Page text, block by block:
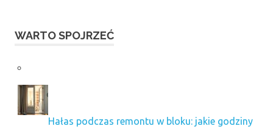
WARTO SPOJRZEĆ
Hałas podczas remontu w bloku: jakie godziny